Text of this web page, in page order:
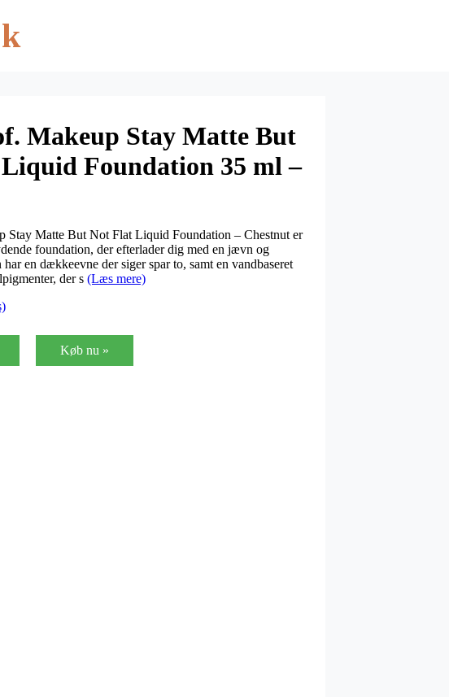
Makeup Stay Matte But
Foundation 35 ml –
Stay Matte But Not Flat Liquid Foundation – Chestnut er
foundation, der efterlader dig med en jævn og
en dækkeevne der siger spar to, samt en vandbaseret
der s (Læs mere)
Køb nu »